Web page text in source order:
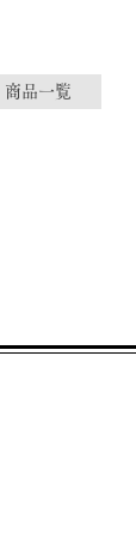
商品一覧